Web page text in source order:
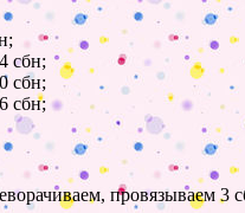
сбн;
сбн;
сбн;
провязываем